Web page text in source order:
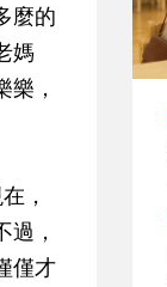
麼的
媽
樂，
，
，
僅才